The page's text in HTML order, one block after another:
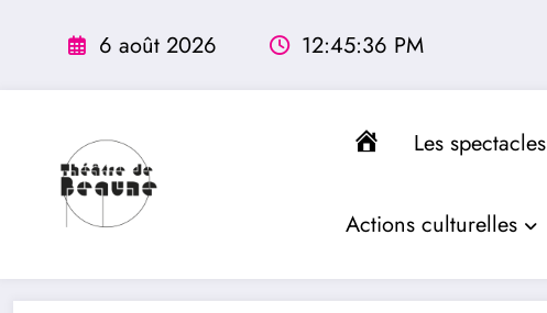
6 août 2026 12:45:36 PM
Accueil
Les spectacles
Actions culturelles